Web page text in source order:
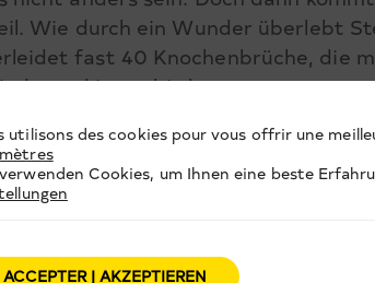
Wie durch ein Wunder überlebt
fast 40 Knochenbrüche, die
– und ist es bis heute.
verändert hat und wie es ihm
utilisons des cookies pour vous offrir une
Cookies, um Ihnen eine beste
ACCEPTER | AKZEPTIEREN